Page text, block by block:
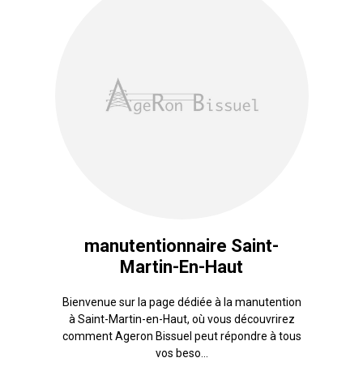
manutentionnaire Saint-
Martin-En-Haut
Bienvenue sur la page dédiée à la manutention
à Saint-Martin-en-Haut, où vous découvrirez
comment Ageron Bissuel peut répondre à tous
vos beso...